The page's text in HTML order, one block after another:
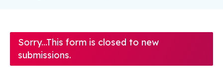
Statusbericht
Sorry...This form is closed to new
submissions.